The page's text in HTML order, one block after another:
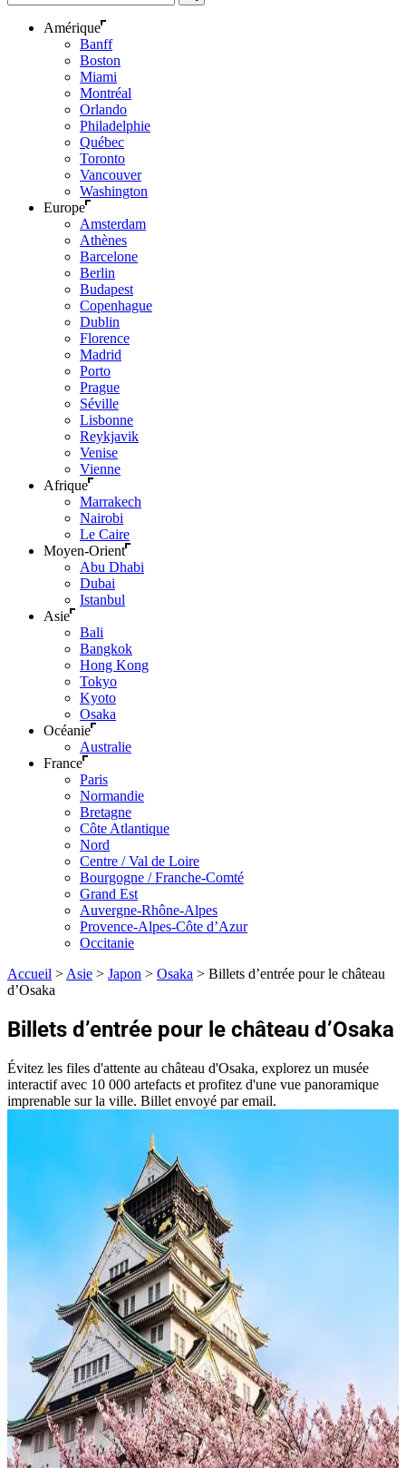
Amérique
Banff
Boston
Miami
Montréal
Orlando
Philadelphie
Québec
Toronto
Vancouver
Washington
Europe
Amsterdam
Athènes
Barcelone
Berlin
Budapest
Copenhague
Dublin
Florence
Madrid
Porto
Prague
Séville
Lisbonne
Reykjavik
Venise
Vienne
Afrique
Marrakech
Nairobi
Le Caire
Moyen-Orient
Abu Dhabi
Dubai
Istanbul
Asie
Bali
Bangkok
Hong Kong
Tokyo
Kyoto
Osaka
Océanie
Australie
France
Paris
Normandie
Bretagne
Côte Atlantique
Nord
Centre / Val de Loire
Bourgogne / Franche-Comté
Grand Est
Auvergne-Rhône-Alpes
Provence-Alpes-Côte d’Azur
Occitanie
Accueil > Asie > Japon > Osaka > Billets d’entrée pour le château
d’Osaka
Billets d’entrée pour le château d’Osaka
Évitez les files d'attente au château d'Osaka, explorez un musée
interactif avec 10 000 artefacts et profitez d'une vue panoramique
imprenable sur la ville. Billet envoyé par email.